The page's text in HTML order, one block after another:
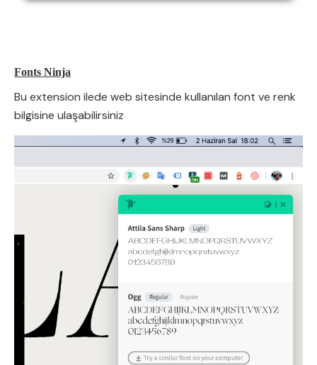
Fonts Ninja
Bu extension ilede web sitesinde kullanılan font ve renk
bilgisine ulaşabilirsiniz